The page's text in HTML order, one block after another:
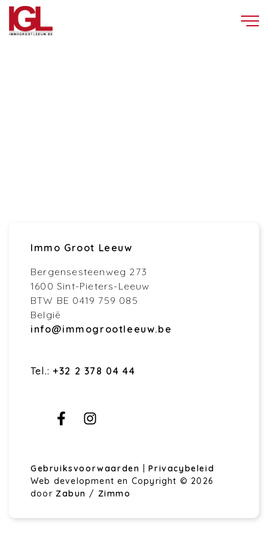
Immo Groot Leeuw
Bergensesteenweg 273
1600 Sint-Pieters-Leeuw
BTW BE 0419 759 085
België
info@immogrootleeuw.be
Tel.: +32 2 378 04 44
Gebruiksvoorwaarden |Privacybeleid
Web development en Copyright © 2026
door Zabun / Zimmo